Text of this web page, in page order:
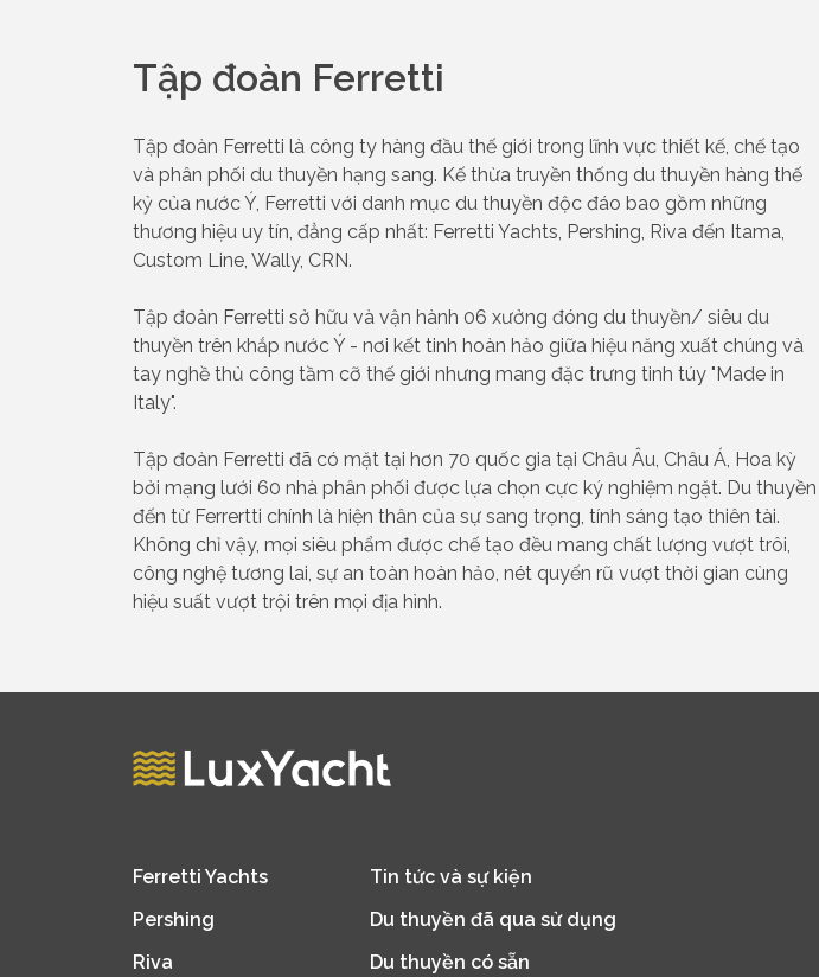
Tập đoàn Ferretti
Tập đoàn Ferretti là công ty hàng đầu thế giới trong lĩnh vực thiết kế, chế tạo
và phân phối du thuyền hạng sang. Kế thừa truyền thống du thuyền hàng thế
kỷ của nước Ý, Ferretti với danh mục du thuyền độc đáo bao gồm những
thương hiệu uy tín, đẳng cấp nhất: Ferretti Yachts, Pershing, Riva đến Itama,
Custom Line, Wally, CRN.
Tập đoàn Ferretti sở hữu và vận hành 06 xưởng đóng du thuyền/ siêu du
thuyền trên khắp nước Ý - nơi kết tinh hoàn hảo giữa hiệu năng xuất chúng và
tay nghề thủ công tầm cỡ thế giới nhưng mang đặc trưng tinh túy "Made in
Italy".
Tập đoàn Ferretti đã có mặt tại hơn 70 quốc gia tại Châu Âu, Châu Á, Hoa kỳ
bởi mạng lưới 60 nhà phân phối được lựa chọn cực ký nghiệm ngặt. Du thuyền
đến từ Ferrertti chính là hiện thân của sự sang trọng, tính sáng tạo thiên tài.
Không chỉ vậy, mọi siêu phẩm được chế tạo đều mang chất lượng vượt trôi,
công nghệ tương lai, sự an toàn hoàn hảo, nét quyến rũ vượt thời gian cùng
hiệu suất vượt trội trên mọi địa hình.
Ferretti Yachts
Pershing
Riva
Tin tức và sự kiện
Du thuyền đã qua sử dụng
Du thuyền có sẵn